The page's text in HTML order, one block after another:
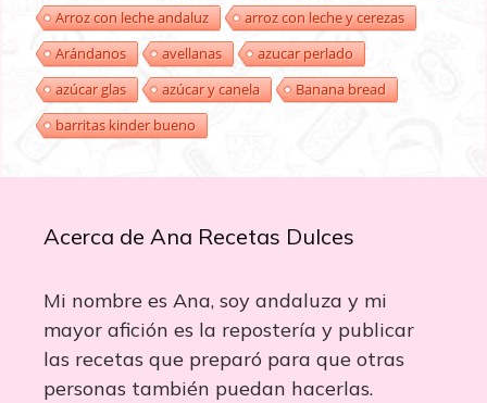
Arroz con leche andaluz
arroz con leche y cerezas
Arándanos
avellanas
azucar perlado
azúcar glas
azúcar y canela
Banana bread
barritas kinder bueno
Acerca de Ana Recetas Dulces
Mi nombre es Ana, soy andaluza y mi
mayor afición es la repostería y publicar
las recetas que preparó para que otras
personas también puedan hacerlas.